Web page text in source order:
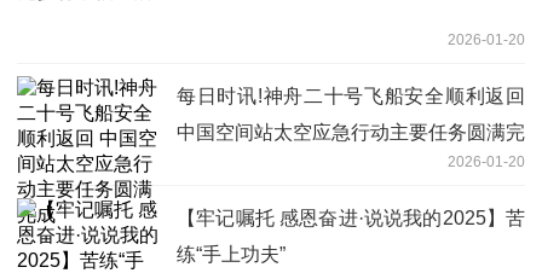
2026-01-20
每日时讯!神舟二十号飞船安全顺利返回
中国空间站太空应急行动主要任务圆满完
2026-01-20
【牢记嘱托 感恩奋进·说说我的2025】苦
练“手上功夫”